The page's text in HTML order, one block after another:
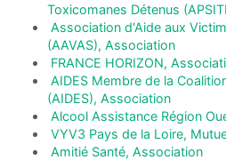
Toxicomanes Détenus
Association d'Aide aux
(AAVAS), Association
FRANCE HORIZON,
AIDES Membre de la
(AIDES), Association
Alcool Assistance Région
VYV3 Pays de la Loire,
Amitié Santé, Association